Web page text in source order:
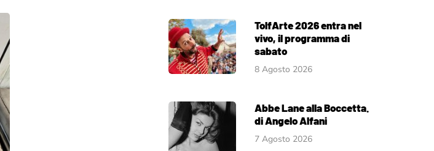
TolfArte 2026 entra nel
vivo, il programma di
sabato
8 Agosto 2026
Abbe Lane alla Boccetta.
di Angelo Alfani
7 Agosto 2026